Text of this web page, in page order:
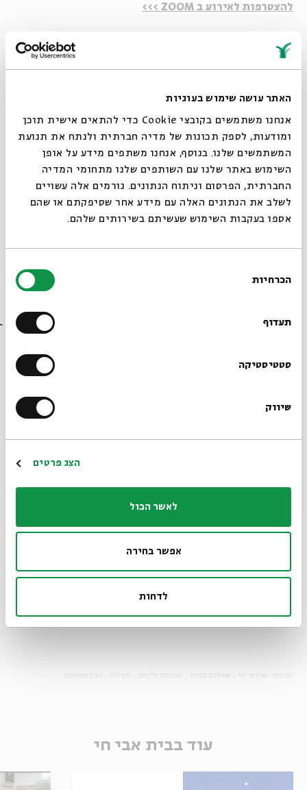
האתר עושה שימוש בעוגיות
אנחנו משתמשים בקובצי Cookie כדי להתאים אישית תוכן
ומודעות, לספק תכונות של מדיה חברתית ולנתח את תנועת
המשתמשים שלנו. בנוסף, אנחנו משתפים מידע על אופן
השימוש באתר שלנו עם השותפים שלנו מתחומי המדיה
החברתית, הפרסום וניתוח הנתונים. גורמים אלה עשויים
לשלב את הנתונים האלה עם מידע אחר שסיפקתם או שהם
אספו בעקבות השימוש שעשיתם בשירותים שלהם.
הסכמה
הכרחיות
תעדוף
סטטיסטיקה
שיווק
הצג פרטים
לאשר הכול
אפשר בחירה
לדחות
להצטרפות לאירוע ב ZOOM >>>
איך לצייר את דוד אריה?
** מספר המשתתפים ב ZOOM מוגבל, אנו ממליצים להתחבר
בזמן.
שיתוף הוספה ליומן הרשמה לאירועים דומים
תגיות: אצלכם בבית ספרות ילדים ינץ לוי
עוד בבית אבי חי
סגור